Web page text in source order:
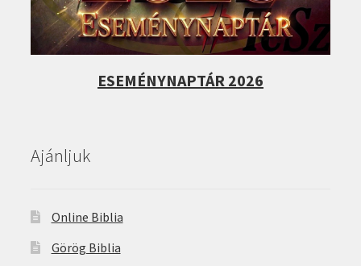
ESEMÉNYNAPTÁR 2026
Ajánljuk
Online Biblia
Görög Biblia